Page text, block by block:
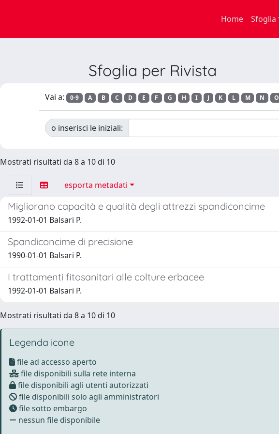
Home Sfoglia
Sfoglia per Rivista
Vai a: 0-9 A B C D E F G H I J K L M N O
o inserisci le iniziali:
Mostrati risultati da 8 a 10 di 10
esporta metadati
Migliorano capacità e qualità degli attrezzi spandiconcime
1992-01-01 Balsari P.
Spandiconcime di precisione
1990-01-01 Balsari P.
I trattamenti fitosanitari alle colture erbacee
1992-01-01 Balsari P.
Mostrati risultati da 8 a 10 di 10
Legenda icone
file ad accesso aperto
file disponibili sulla rete interna
file disponibili agli utenti autorizzati
file disponibili solo agli amministratori
file sotto embargo
nessun file disponibile